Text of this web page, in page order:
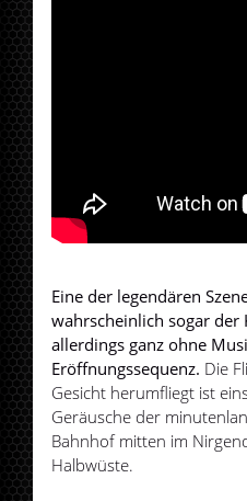
Eine der legendären
wahrscheinlich sogar
allerdings ganz ohne
Eröffnungssequenz. Die
Gesicht herumfliegt ist
Geräusche der
Bahnhof mitten im
Halbwüste.